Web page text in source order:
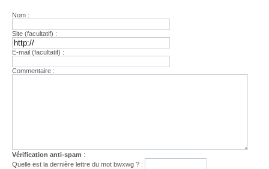
Nom :
Site (facultatif) :
E-mail (facultatif) :
Commentaire :
Vérification anti-spam :
Quelle est ladernière lettre du motbwxwg ? :